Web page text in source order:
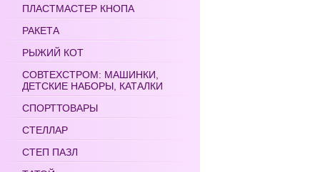
ПЛАСТМАСТЕР КНОПА
РАКЕТА
РЫЖИЙ КОТ
СОВТЕХСТРОМ: МАШИНКИ,
ДЕТСКИЕ НАБОРЫ, КАТАЛКИ
СПОРТТОВАРЫ
СТЕЛЛАР
СТЕП ПАЗЛ